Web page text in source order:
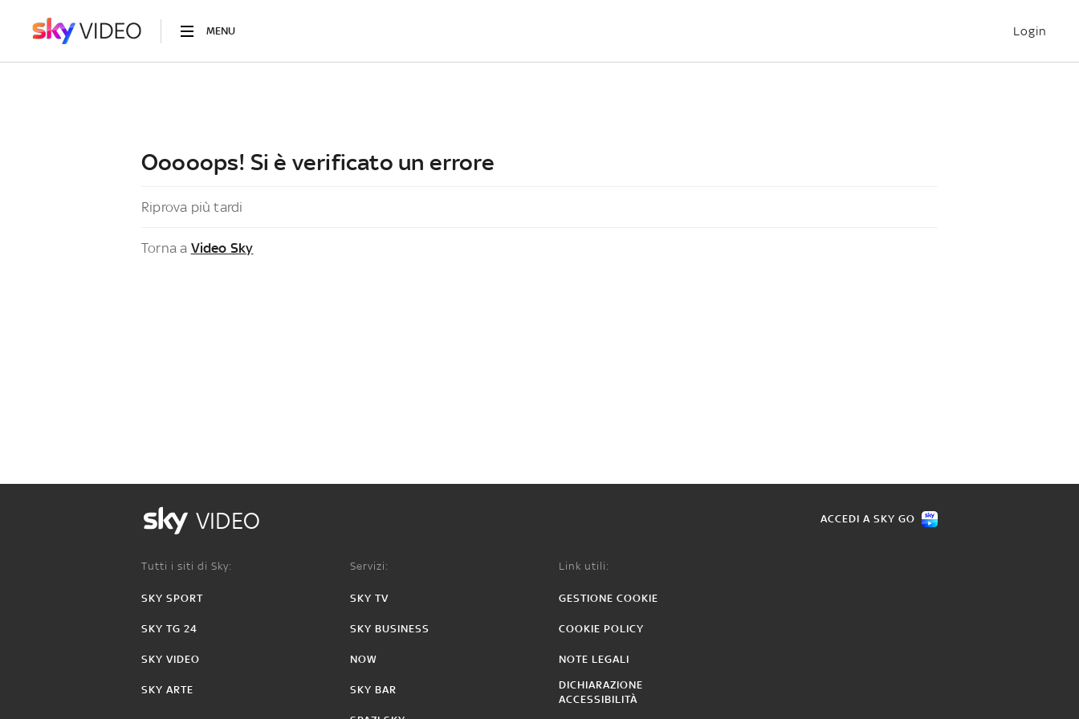
MENU Login
Ooooops! Si è verificato un errore
Riprova più tardi
Torna a Video Sky
VIDEO ACCEDI A SKY GO
Tutti i siti di Sky:
SKY SPORT
SKY TG 24
SKY VIDEO
SKY ARTE
Servizi:
SKY TV
SKY BUSINESS
NOW
SKY BAR
Link utili:
GESTIONE COOKIE
COOKIE POLICY
NOTE LEGALI
DICHIARAZIONE
ACCESSIBILITÀ